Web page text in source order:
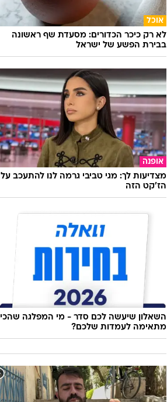
אוכל
לא רק כיכר הכדורים: מסעדת שף ראשונה
בבירת הפשע של ישראל
אופנה
מצדיעות לך: מגי טביבי גרמה לנו להתעכב על
הז'קט הזה
השאלון שיעשה לכם סדר - מי המפלגה שהכי
מתאימה לעמדות שלכם?